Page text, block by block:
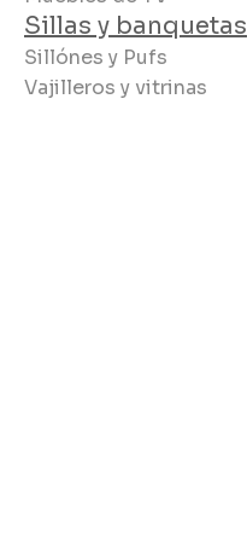
Sillas y banquetas
Sillónes y Pufs
Vajilleros y vitrinas